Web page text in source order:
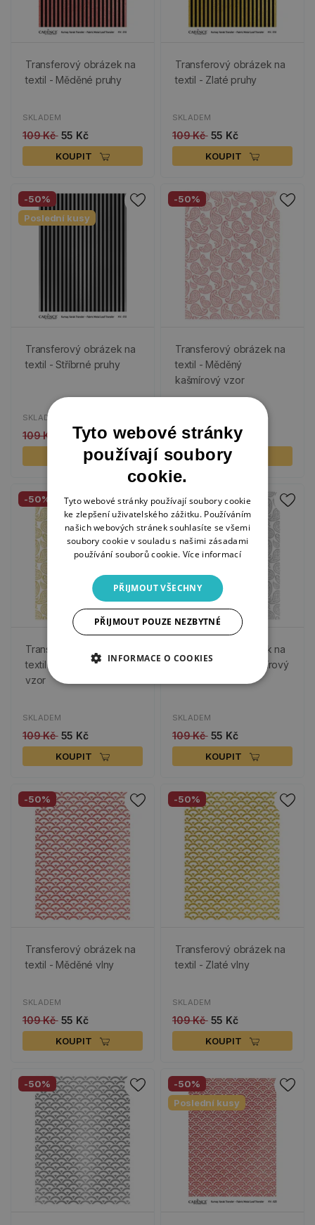
Transferový obrázek na
textil - Měděné pruhy
SKLADEM
109 Kč 55 Kč
KOUPIT
Transferový obrázek na
textil - Zlaté pruhy
SKLADEM
109 Kč 55 Kč
KOUPIT
-50%
Poslední kusy
Transferový obrázek na
textil - Stříbrné pruhy
SKLADEM
109 Kč 55 Kč
KOUPIT
-50%
Transferový obrázek na
textil - Měděný
kašmírový vzor
109 Kč 55 Kč
KOUPIT
-50%
Transferový obrázek na
textil - Zlatý kašmírový
vzor
SKLADEM
109 Kč 55 Kč
KOUPIT
-50%
Transferový obrázek na
textil - Stříbrný kašmírový
SKLADEM
109 Kč 55 Kč
KOUPIT
-50%
Transferový obrázek na
textil - Měděné vlny
SKLADEM
109 Kč 55 Kč
KOUPIT
-50%
Transferový obrázek na
textil - Zlaté vlny
SKLADEM
109 Kč 55 Kč
KOUPIT
-50%
-50%
Poslední kusy
Tyto webové stránky
používají soubory
cookie.
Tyto webové stránky používají soubory cookie
ke zlepšení uživatelského zážitku. Používáním
našich webových stránek souhlasíte se všemi
soubory cookie v souladu s našimi zásadami
používání souborů cookie. Více informací
PŘIJMOUT VŠECHNY
PŘIJMOUT POUZE NEZBYTNÉ
INFORMACE O COOKIES